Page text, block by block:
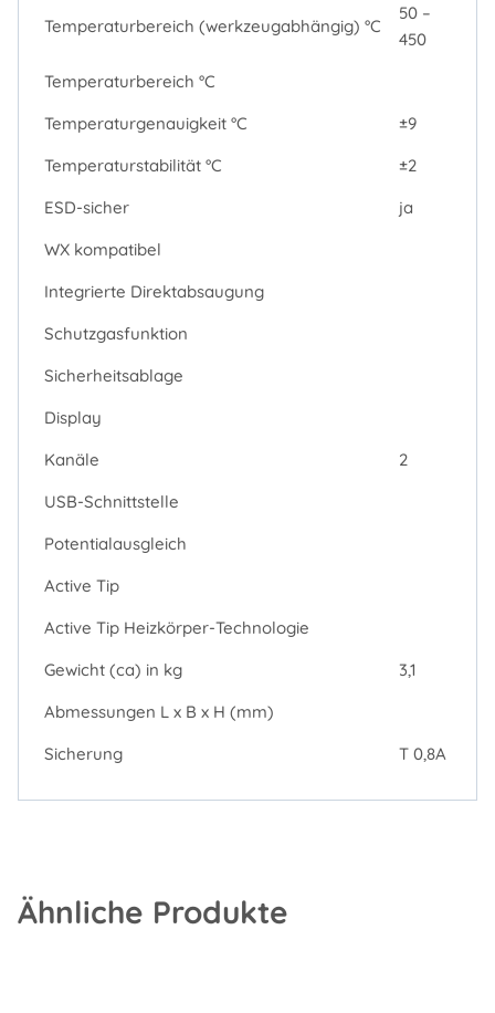
Temperaturbereich (werkzeugabhängig) °C
50 –
450
Temperaturbereich °C
Temperaturgenauigkeit °C
±9
Temperaturstabilität °C
±2
ESD-sicher
ja
WX kompatibel
Integrierte Direktabsaugung
Schutzgasfunktion
Sicherheitsablage
Display
Kanäle
2
USB-Schnittstelle
Potentialausgleich
Active Tip
Active Tip Heizkörper-Technologie
Gewicht (ca) in kg
3,1
Abmessungen L x B x H (mm)
Sicherung
T 0,8A
Ähnliche Produkte